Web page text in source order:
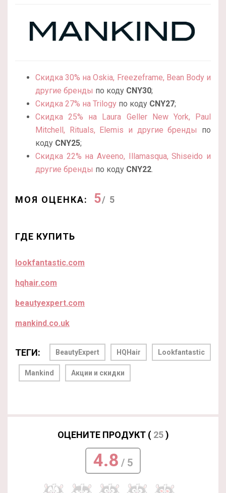
Скидка 30% на Oskia, Freezeframe, Bean Body и
другие бренды по коду CNY30;
Скидка 27% на Trilogy по коду CNY27;
Скидка 25% на Laura Geller New York, Paul
Mitchell, Rituals, Elemis и другие бренды
по
коду CNY25;
Скидка 22% на Aveeno, Illamasqua, Shiseido и
другие бренды по коду CNY22.
МОЯ ОЦЕНКА: 5/ 5
ГДЕ КУПИТЬ
lookfantastic.com
hqhair.com
beautyexpert.com
mankind.co.uk
ТЕГИ: BeautyExpert HQHair Lookfantastic
Mankind Акции и скидки
ОЦЕНИТЕ ПРОДУКТ ( 25)
4.8 / 5